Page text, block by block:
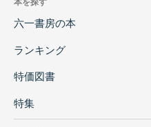
六一書房の本
ランキング
特価図書
特集